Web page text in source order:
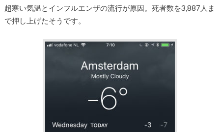
超寒い気温とインフルエンザの流行が原因。死者数を3,887人ま
で押し上げたそうです。